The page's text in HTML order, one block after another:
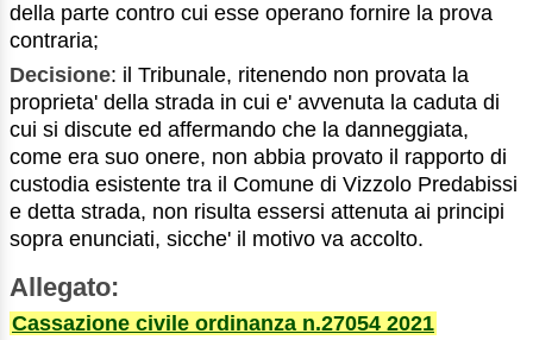
della parte contro cui esse operano fornire la prova
contraria;
Decisione: il Tribunale, ritenendo non provata la
proprieta' della strada in cui e' avvenuta la caduta di
cui si discute ed affermando che la danneggiata,
come era suo onere, non abbia provato il rapporto di
custodia esistente tra il Comune di Vizzolo Predabissi
e detta strada, non risulta essersi attenuta ai principi
sopra enunciati, sicche' il motivo va accolto.
Allegato:
Cassazione civile ordinanza n.27054 2021